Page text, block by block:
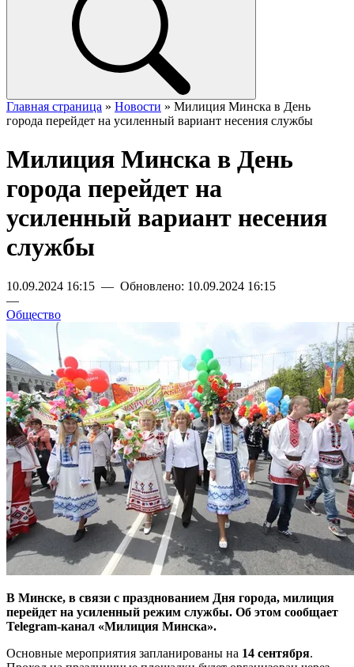
Главная страница » Новости » Милиция Минска в День
города перейдет на усиленный вариант несения службы
Милиция Минска в День
города перейдет на
усиленный вариант несения
службы
10.09.2024 16:15 — Обновлено: 10.09.2024 16:15
—
Общество
В Минске, в связи с празднованием Дня города, милиция
перейдет на усиленный режим службы. Об этом сообщает
Telegram-канал «Милиция Минска».
Основные мероприятия запланированы на 14 сентября.